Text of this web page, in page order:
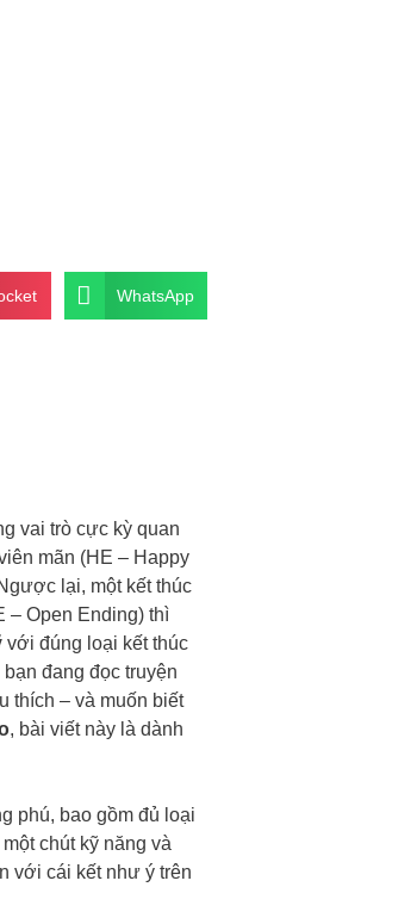
WhatsApp
vai trò cực kỳ quan
mãn (HE – Happy
lại, một kết thúc
– Open Ending) thì
với đúng loại kết thúc
đang đọc truyện
thích – và muốn biết
, bài viết này là dành
phú, bao gồm đủ loại
chút kỹ năng và
với cái kết như ý trên